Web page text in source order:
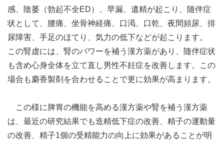
感、陰萎（勃起不全ED）、早漏、遺精が起こり、随伴症
状として、腰痛、坐骨神経痛、口渇、口乾、夜間頻尿、排
尿障害、手足のほてり、気力の低下などが起こります。
この腎虚には、腎のパワーを補う漢方薬があり、随伴症状
も含め心身全体を立て直し男性不妊症を改善します。この
場合も麝香製剤を合わせることで更に効果が高まります。
この様に脾胃の機能を高める漢方薬や腎を補う漢方薬
は、最近の研究結果でも造精低下症の改善、精子の運動量
の改善、精子1個の受精能力の向上に効果があることが明